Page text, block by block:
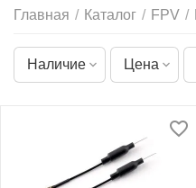
Главная / Каталог / FPV /
Наличие Цена